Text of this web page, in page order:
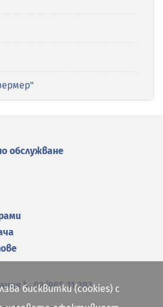
обслужване
02/985 11 383
бисквитки (cookies) с